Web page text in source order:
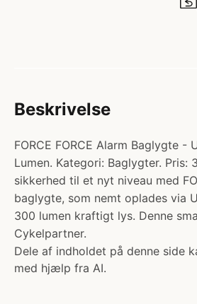
Beskrivelse
FORCE FORCE Alarm Baglygte -
Lumen. Kategori: Baglygter. Pris:
sikkerhed til et nyt niveau med
baglygte, som nemt oplades via
300 lumen kraftigt lys. Denne
Cykelpartner.
Dele af indholdet på denne side
med hjælp fra AI.